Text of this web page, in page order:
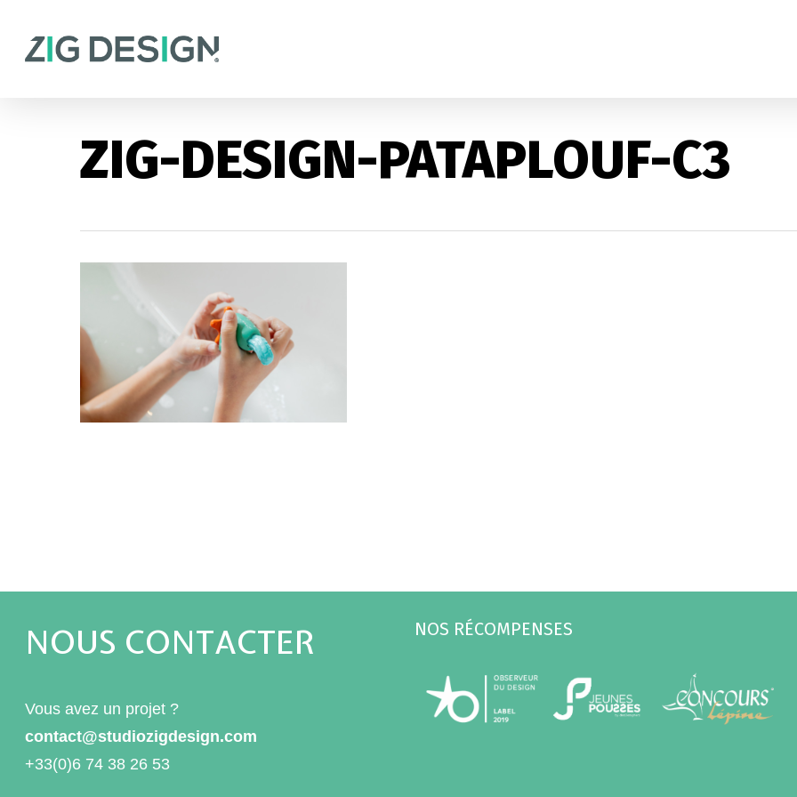
main
ZIG-DESIGN-PATAPLOUF-C3
NOUS CONTACTER
Vous avez un projet ?
contact@studiozigdesign.com
+33(0)6 74 38 26 53
NOS RÉCOMPENSES